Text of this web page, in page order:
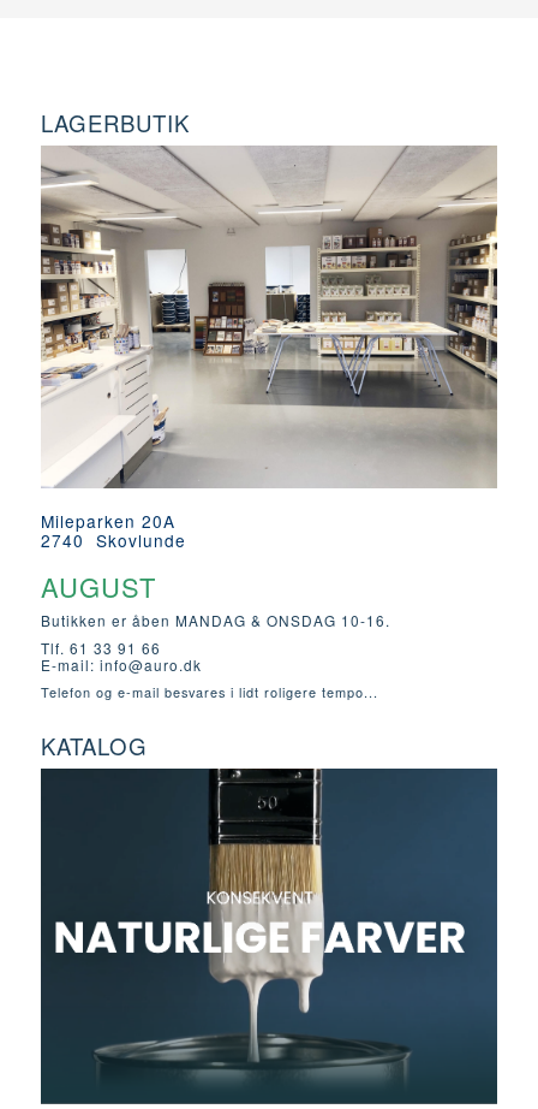
LAGERBUTIK
Mileparken 20A
2740 Skovlunde
AUGUST
Butikken er åben MANDAG & ONSDAG 10-16.
Tlf. 61 33 91 66
E-mail: info@auro.dk
Telefon og e-mail besvares i lidt roligere tempo...
KATALOG